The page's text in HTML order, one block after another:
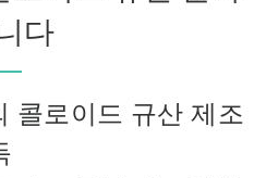
다
콜로이드 규산 제조